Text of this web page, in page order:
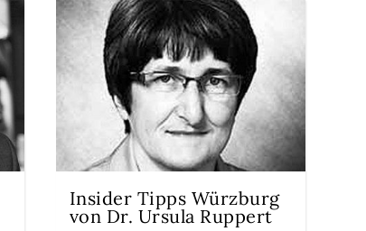
Insider Tipps Würzburg
von Dr. Ursula Ruppert